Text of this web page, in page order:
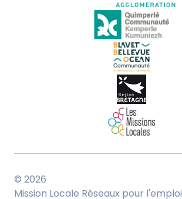
© 2026
Mission Locale Réseaux pour l'emploi